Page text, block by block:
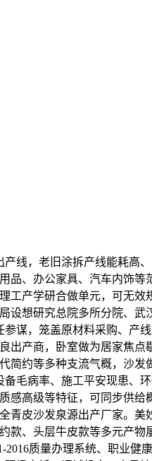
，老旧涂拆产线能耗高
、办公家具、汽车内饰
产学研合做单元，可无
想研究总院多所分院、
谋，笼盖原材料采购、产
产商，卧室做为居家焦
约等多种支流气概，沙发
毛病率、施工平安现患、
高级等特征，可同步供
皮沙发泉源出产厂家。
、头层牛皮款等多元产
质量办理系统、职业健